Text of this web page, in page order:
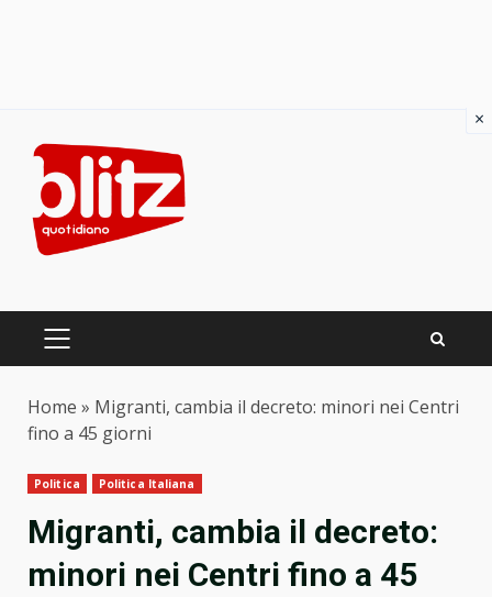
content
PRIMARY
Home » Migranti, cambia il decreto: minori nei Centri
fino a 45 giorni
Politica Politica Italiana
Migranti, cambia il decreto:
minori nei Centri fino a 45
×